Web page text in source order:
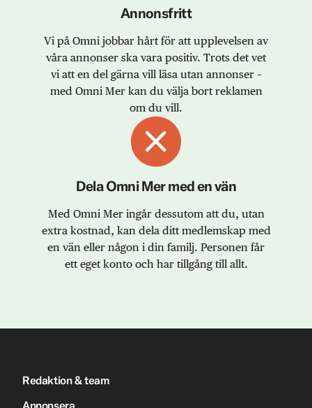
Annonsfritt
Vi på Omni jobbar hårt för att upplevelsen av
våra annonser ska vara positiv. Trots det vet
vi att en del gärna vill läsa utan annonser –
med Omni Mer kan du välja bort reklamen
om du vill.
Dela Omni Mer med en vän
Med Omni Mer ingår dessutom att du, utan
extra kostnad, kan dela ditt medlemskap med
en vän eller någon i din familj. Personen får
ett eget konto och har tillgång till allt.
Redaktion & team